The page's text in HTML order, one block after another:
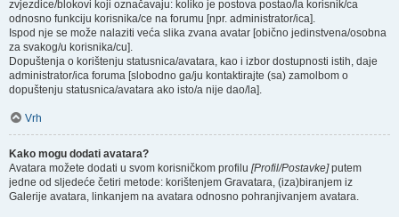
zvjezdice/blokovi koji označavaju: koliko je postova postao/la korisnik/ca
odnosno funkciju korisnika/ce na forumu [npr. administrator/ica].
Ispod nje se može nalaziti veća slika zvana avatar [obično jedinstvena/osobna
za svakog/u korisnika/cu].
Dopuštenja o korištenju statusnica/avatara, kao i izbor dostupnosti istih, daje
administrator/ica foruma [slobodno ga/ju kontaktirajte (sa) zamolbom o
dopuštenju statusnica/avatara ako isto/a nije dao/la].
Vrh
Kako mogu dodati avatara?
Avatara možete dodati u svom korisničkom profilu [Profil/Postavke]putem
jedne od sljedeće četiri metode: korištenjem Gravatara, (iza)biranjem iz
Galerije avatara, linkanjem na avatara odnosno pohranjivanjem avatara.